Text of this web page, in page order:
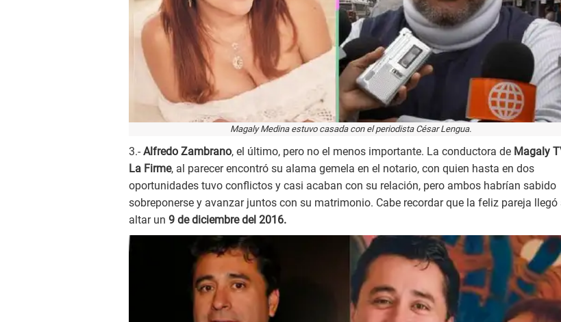
Magaly Medina estuvo casada con el periodista César Lengua.
3.- Alfredo Zambrano, el último, pero no el menos importante. La conductora de Magaly
La Firme, al parecer encontró su alama gemela en el notario, con quien hasta en dos
oportunidades tuvo conflictos y casi acaban con su relación, pero ambos habrían sabido
sobreponerse y avanzar juntos con su matrimonio. Cabe recordar que la feliz pareja llegó
altar un 9 de diciembre del 2016.